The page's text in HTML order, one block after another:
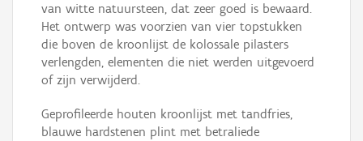
van witte natuursteen, dat zeer goed is bewaard.
Het ontwerp was voorzien van vier topstukken
die boven de kroonlijst de kolossale pilasters
verlengden, elementen die niet werden uitgevoerd
of zijn verwijderd.
Geprofileerde houten kroonlijst met tandfries,
blauwe hardstenen plint met betraliede